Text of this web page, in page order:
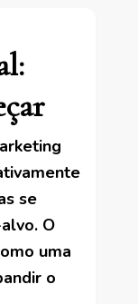
se
O
uma
o